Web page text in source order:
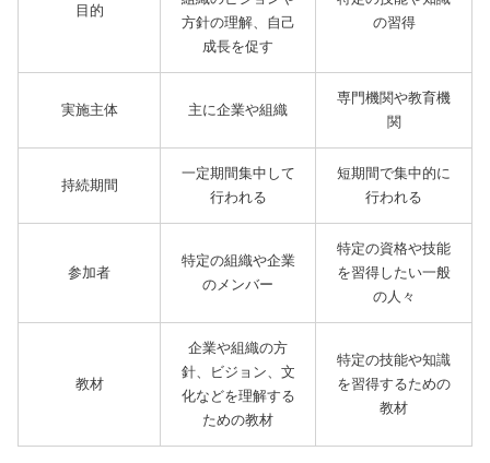
目的
方針の理解、自己
成長を促す
の習得
実施主体 主に企業や組織
専門機関や教育機
関
持続期間
一定期間集中して
行われる
短期間で集中的に
行われる
参加者
特定の組織や企業
のメンバー
特定の資格や技能
を習得したい一般
の人々
教材
企業や組織の方
針、ビジョン、文
化などを理解する
ための教材
特定の技能や知識
を習得するための
教材